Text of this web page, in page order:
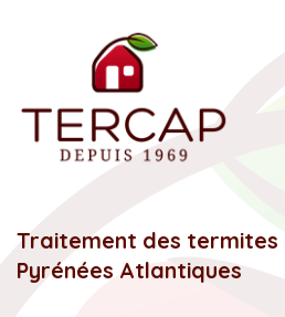
Traitement des termites
Pyrénées Atlantiques